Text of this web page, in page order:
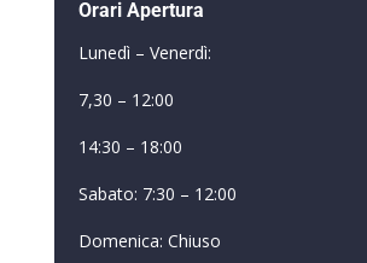
Orari Apertura
Lunedì – Venerdì:
7,30 – 12:00
14:30 – 18:00
Sabato: 7:30 – 12:00
Domenica: Chiuso